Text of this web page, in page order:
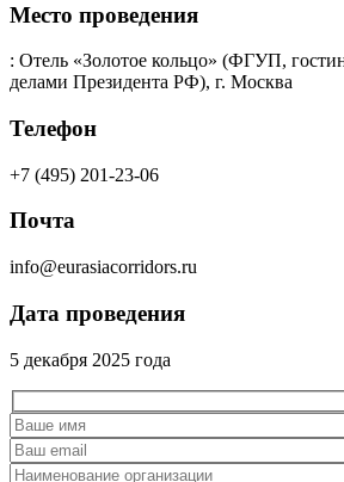
Место проведения
: Отель «Золотое кольцо» (ФГУП,
делами Президента РФ), г. Москва
Телефон
+7 (495) 201-23-06
Почта
info@eurasiacorridors.ru
Дата проведения
5 декабря 2025 года